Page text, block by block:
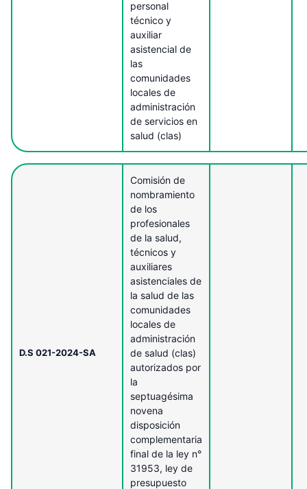
personal
técnico y
auxiliar
asistencial de
las
comunidades
locales de
administración
de servicios en
salud (clas)
D.S 021-2024-SA
Comisión de
nombramiento
de los
profesionales
de la salud,
técnicos y
auxiliares
asistenciales de
la salud de las
comunidades
locales de
administración
de salud (clas)
autorizados por
la
septuagésima
novena
disposición
complementaria
final de la ley n°
31953, ley de
presupuesto